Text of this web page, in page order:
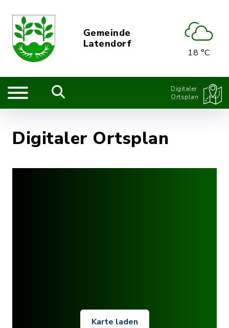
Gemeinde
Latendorf
18 °C
Digitaler
Ortsplan
Digitaler Ortsplan
Karte laden